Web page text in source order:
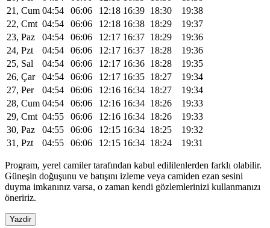
21, Cum 04:54 06:06 12:18 16:39 18:30
19:38
22, Cmt 04:54 06:06 12:18 16:38 18:29
19:37
23, Paz
04:54 06:06 12:17 16:37 18:29
19:36
24, Pzt
04:54 06:06 12:17 16:37 18:28
19:36
25, Sal
04:54 06:06 12:17 16:36 18:28
19:35
26, Çar
04:54 06:06 12:17 16:35 18:27
19:34
27, Per
04:54 06:06 12:16 16:34 18:27
19:34
28, Cum 04:54 06:06 12:16 16:34 18:26
19:33
29, Cmt 04:55 06:06 12:16 16:34 18:26
19:33
30, Paz
04:55 06:06 12:15 16:34 18:25
19:32
31, Pzt
04:55 06:06 12:15 16:34 18:24 19:31
Program, yerel camiler tarafından kabul edililenlerden farklı olabilir.
Güneşin doğuşunu ve batışını izleme veya camiden ezan sesini
duyma imkanınız varsa, o zaman kendi gözlemlerinizi kullanmanızı
öneririz.
Yazdir